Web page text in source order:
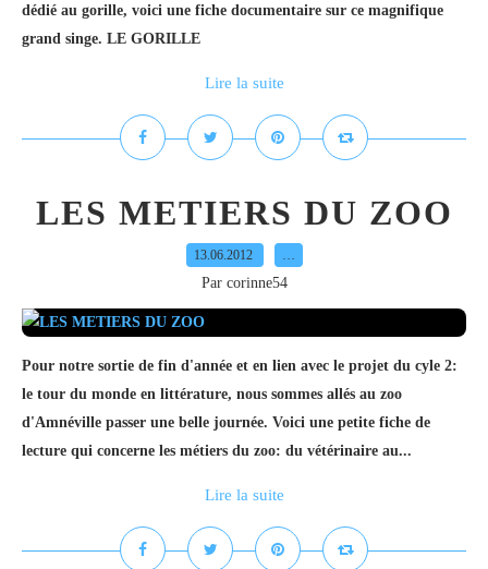
dédié au gorille, voici une fiche documentaire sur ce magnifique
grand singe. LE GORILLE
Lire la suite
LES METIERS DU ZOO
13.06.2012 …
Par corinne54
Pour notre sortie de fin d'année et en lien avec le projet du cyle 2:
le tour du monde en littérature, nous sommes allés au zoo
d'Amnéville passer une belle journée. Voici une petite fiche de
lecture qui concerne les métiers du zoo: du vétérinaire au...
Lire la suite